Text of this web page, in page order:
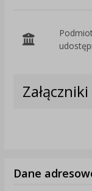
Załączniki
Dane